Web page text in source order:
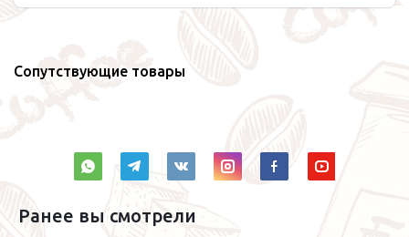
Сопутствующие товары
Ранее вы смотрели